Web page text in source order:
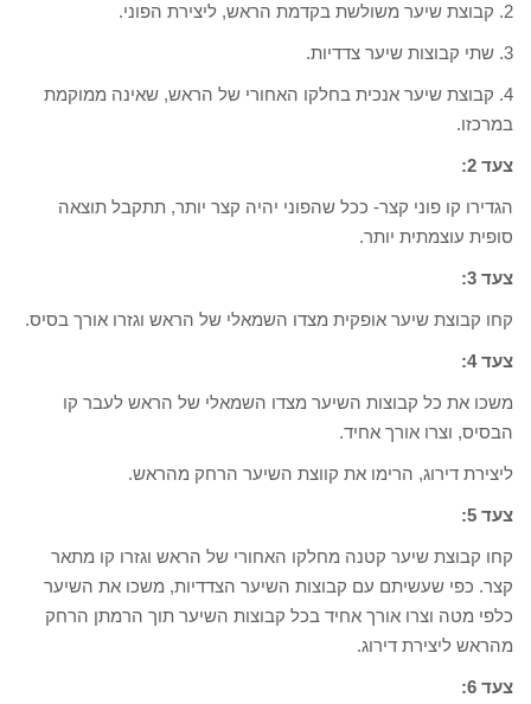
2. קבוצת שיער משולשת בקדמת הראש, ליצירת הפוני.
3. שתי קבוצות שיער צדדיות.
4. קבוצת שיער אנכית בחלקו האחורי של הראש, שאינה ממוקמת
במרכזו.
צעד 2:
הגדירו קו פוני קצר- ככל שהפוני יהיה קצר יותר, תתקבל תוצאה
סופית עוצמתית יותר.
צעד 3:
קחו קבוצת שיער אופקית מצדו השמאלי של הראש וגזרו אורך בסיס.
צעד 4:
משכו את כל קבוצות השיער מצדו השמאלי של הראש לעבר קו
הבסיס, וצרו אורך אחיד.
ליצירת דירוג, הרימו את קווצת השיער הרחק מהראש.
צעד 5:
קחו קבוצת שיער קטנה מחלקו האחורי של הראש וגזרו קו מתאר
קצר. כפי שעשיתם עם קבוצות השיער הצדדיות, משכו את השיער
כלפי מטה וצרו אורך אחיד בכל קבוצות השיער תוך הרמתן הרחק
מהראש ליצירת דירוג.
צעד 6: